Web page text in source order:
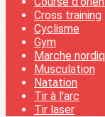
Cross training
Cyclisme
Gym
Marche
Musculation
Natation
Tir à l'arc
Tir laser